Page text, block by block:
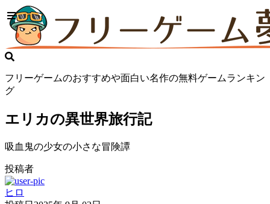
フリーゲームのおすすめや面白い名作の無料ゲームランキン
グ
エリカの異世界旅行記
吸血鬼の少女の小さな冒険譚
投稿者
ヒロ